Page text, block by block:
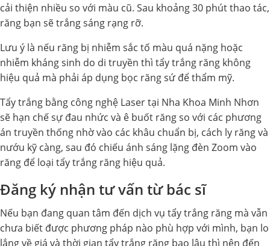
cải thiện nhiều so với màu cũ. Sau khoảng 30 phút thao tác,
răng bạn sẽ trắng sáng rạng rỡ.
Lưu ý là nếu răng bị nhiễm sắc tố màu quá nặng hoặc
nhiễm kháng sinh do di truyền thì tẩy trắng răng không
hiệu quả mà phải áp dụng bọc răng sứ để thẩm mỹ.
Tẩy trắng bằng công nghệ Laser tại Nha Khoa Minh Nhơn
sẽ hạn chế sự đau nhức và ê buốt răng so với các phương
án truyền thống nhờ vào các khâu chuẩn bị, cách ly răng và
nướu kỹ càng, sau đó chiếu ánh sáng lặng đèn Zoom vào
răng để loại tẩy trắng răng hiệu quả.
Đăng ký nhận tư vấn từ bác sĩ
Nếu bạn đang quan tâm đến dịch vụ tẩy trắng răng mà vẫn
chưa biết được phương pháp nào phù hợp với mình, bạn lo
lắng về giá và thời gian tẩy trắng răng bao lâu thì nên đến